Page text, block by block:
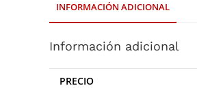
INFORMACIÓN ADICIONAL
Información adicional
PRECIO